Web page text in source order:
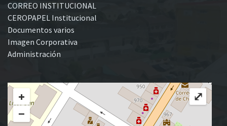
CORREO INSTITUCIONAL
CEROPAPEL Institucional
Documentos varios
Imagen Corporativa
Administración
+
−
⤢